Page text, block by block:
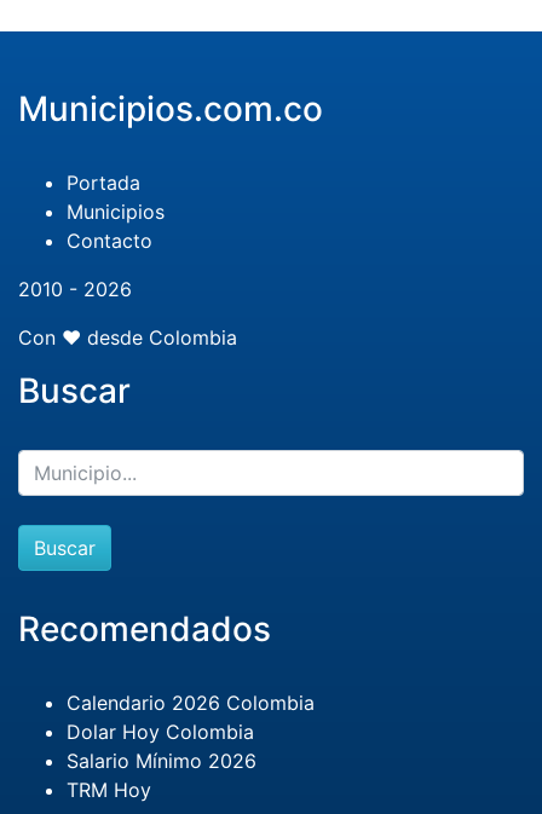
Municipios.com.co
Portada
Municipios
Contacto
2010 - 2026
Con ❤️ desde Colombia
Buscar
Buscar
Recomendados
Calendario 2026 Colombia
Dolar Hoy Colombia
Salario Mínimo 2026
TRM Hoy